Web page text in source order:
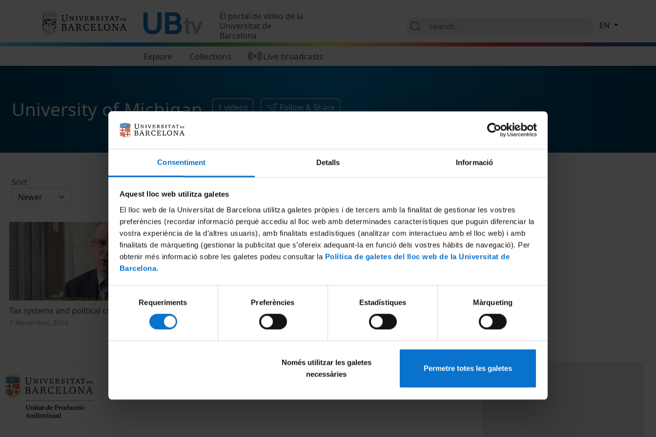
Consentiment Detalls Informació
Aquest lloc web utilitza galetes
El lloc web de la Universitat de Barcelona utilitza galetes pròpies i de tercers amb la finalitat de gestionar les vostres
preferències (recordar informació perquè accediu al lloc web amb determinades característiques que puguin diferenciar la
vostra experiència de la d’altres usuaris), amb finalitats estadístiques (analitzar com interactueu amb el lloc web) i amb
finalitats de màrqueting (gestionar la publicitat que s’ofereix adequant-la en funció dels vostres hàbits de navegació). Per
obtenir més informació sobre les galetes podeu consultar la Política de galetes del lloc web de la Universitat de
Barcelona.
de
consentiment
Requeriments Preferències Estadístiques Màrqueting
Només utilitzar les galetes
necessàries
Permetre totes les galetes
El portal de vídeo de la
Universitat de
Barcelona
Explore Collections Live broadcasts
EN
University of Michigan 1 videos Follow & Share
Sort
Tax systems and political context
7 November, 2014
MENÚ PEU 1
Legal notice
PEU 3